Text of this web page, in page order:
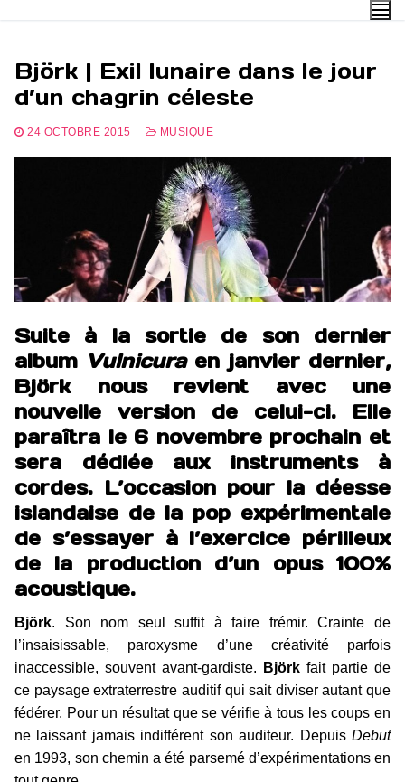
Björk | Exil lunaire dans le jour
d’un chagrin céleste
24 OCTOBRE 2015 MUSIQUE
Suite à la sortie de son dernier
album Vulnicuraen janvier dernier,
Björk nous revient avec une
nouvelle version de celui-ci. Elle
paraîtra le 6 novembre prochain et
sera dédiée aux instruments à
cordes. L’occasion pour la déesse
islandaise de la pop expérimentale
de s’essayer à l’exercice périlleux
de la production d’un opus 100%
acoustique.
Björk. Son nom seul suffit à faire frémir. Crainte de
l’insaisissable, paroxysme d’une créativité parfois
inaccessible, souvent avant-gardiste.
Björk fait partie de
ce paysage extraterrestre auditif qui sait diviser autant que
fédérer. Pour un résultat que se vérifie à tous les coups en
ne laissant jamais indifférent son auditeur. Depuis Debut
en 1993, son chemin a été parsemé d’expérimentations en